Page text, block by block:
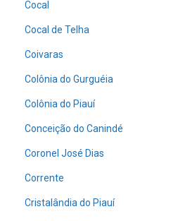
Cocal
Cocal de Telha
Coivaras
Colônia do Gurguéia
Colônia do Piauí
Conceição do Canindé
Coronel José Dias
Corrente
Cristalândia do Piauí